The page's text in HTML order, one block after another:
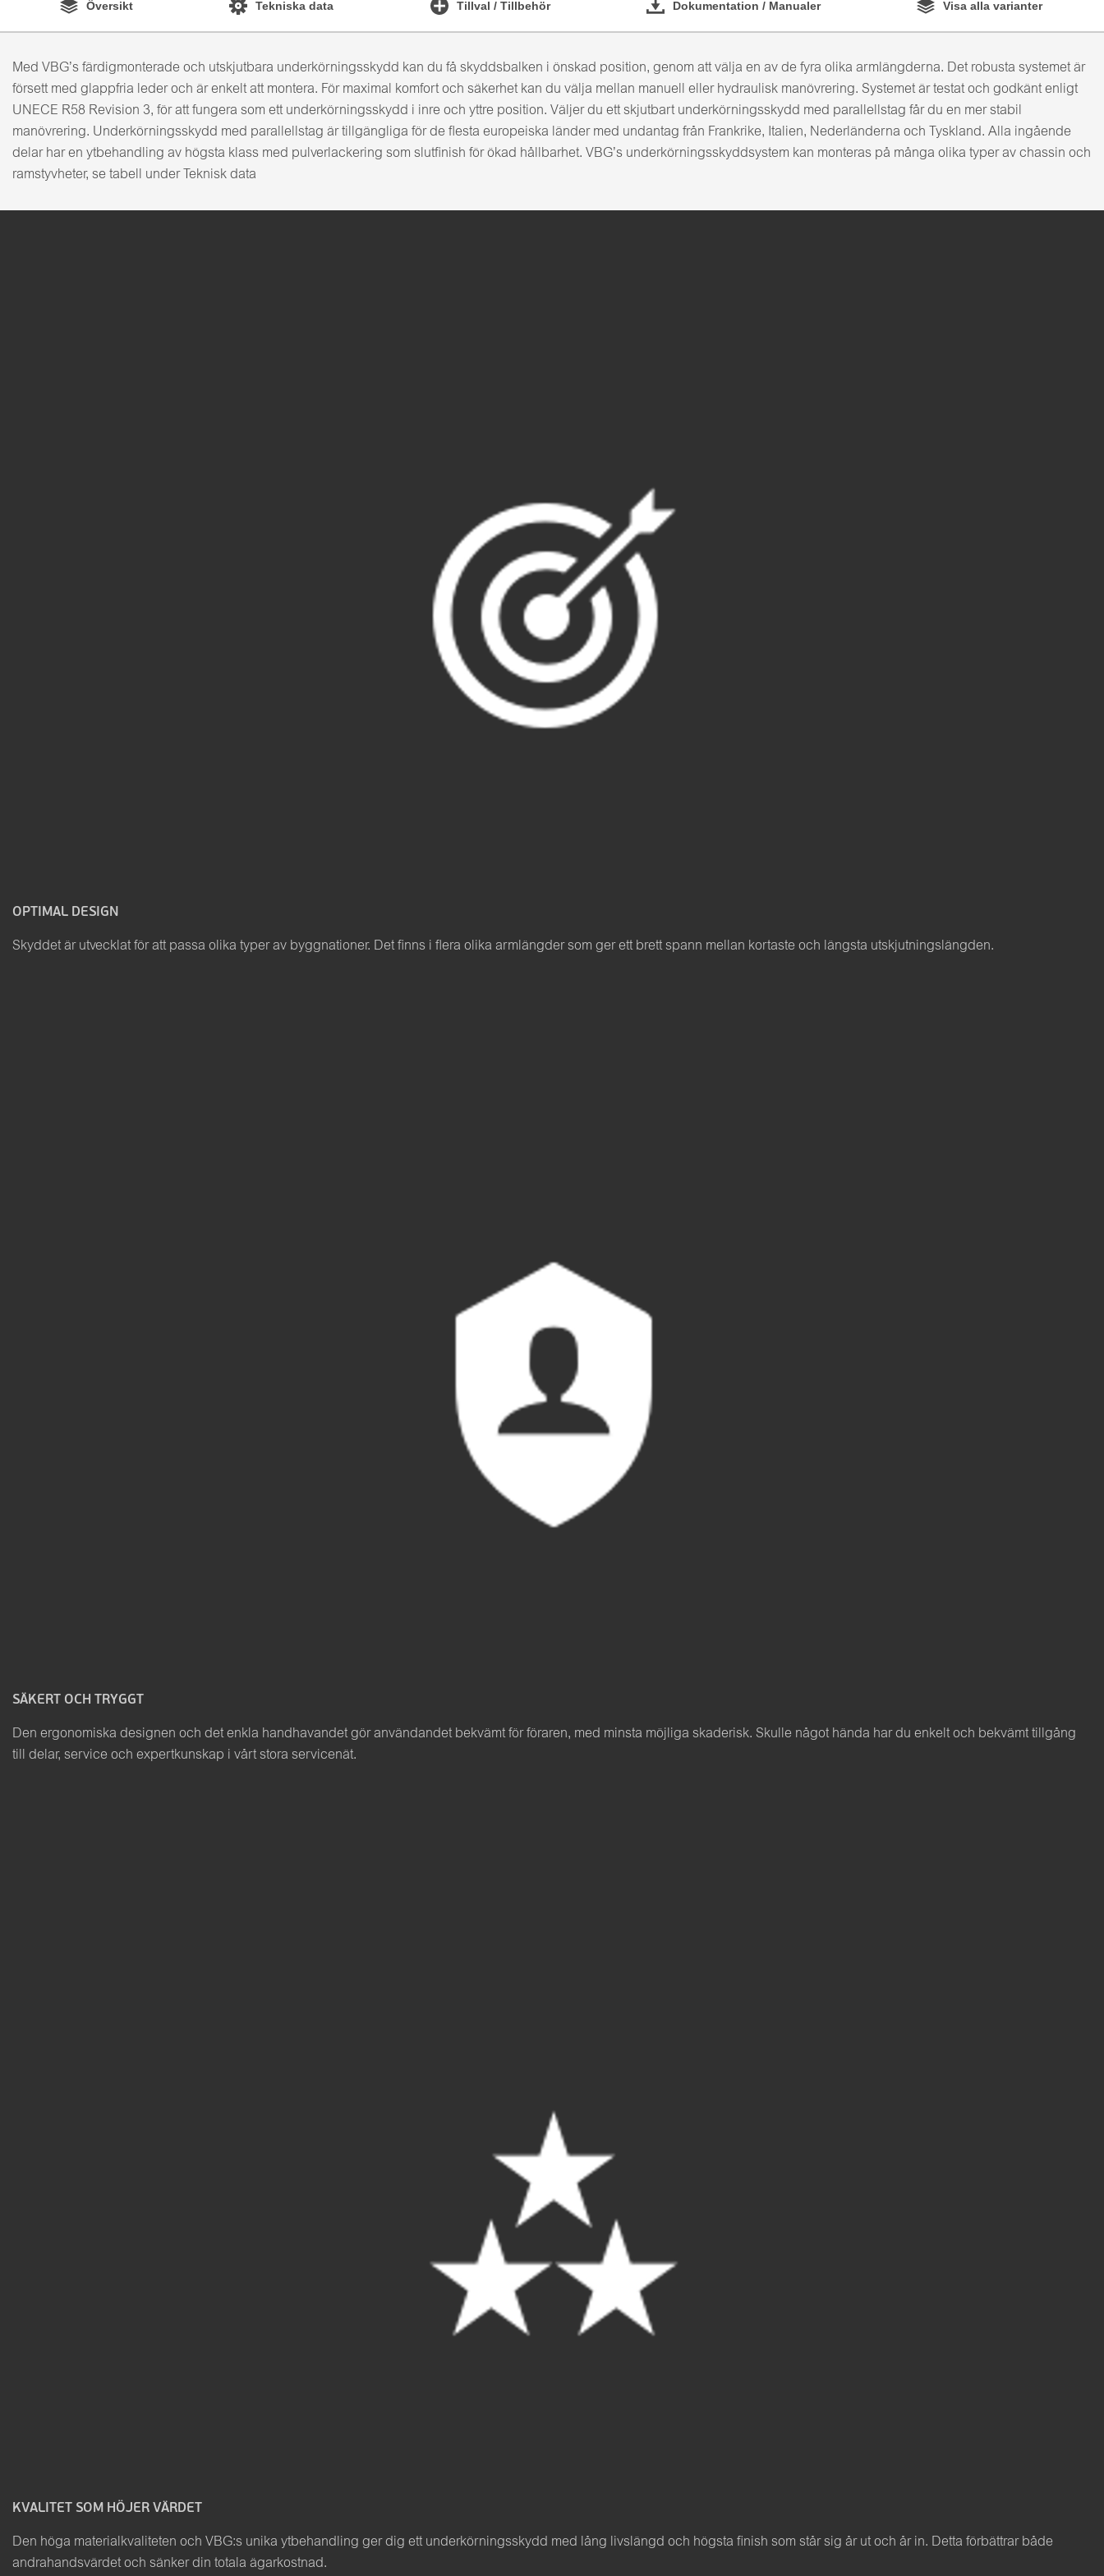
Översikt Tekniska data Tillval / Tillbehör Dokumentation / Manualer Visa alla varianter
Med VBG’s färdigmonterade och utskjutbara underkörningsskydd kan du få skyddsbalken i önskad position, genom att välja en av de fyra olika armlängderna. Det robusta systemet är
försett med glappfria leder och är enkelt att montera. För maximal komfort och säkerhet kan du välja mellan manuell eller hydraulisk manövrering. Systemet är testat och godkänt enligt
UNECE R58 Revision 3, för att fungera som ett underkörningsskydd i inre och yttre position. Väljer du ett skjutbart underkörningsskydd med parallellstag får du en mer stabil
manövrering. Underkörningsskydd med parallellstag är tillgängliga för de flesta europeiska länder med undantag från Frankrike, Italien, Nederländerna och Tyskland. Alla ingående
delar har en ytbehandling av högsta klass med pulverlackering som slutfinish för ökad hållbarhet. VBG’s underkörningsskyddsystem kan monteras på många olika typer av chassin och
ramstyvheter, se tabell under Teknisk data
OPTIMAL DESIGN
Skyddet är utvecklat för att passa olika typer av byggnationer. Det finns i flera olika armlängder som ger ett brett spann mellan kortaste och längsta utskjutningslängden.
SÄKERT OCH TRYGGT
Den ergonomiska designen och det enkla handhavandet gör användandet bekvämt för föraren, med minsta möjliga skaderisk. Skulle något hända har du enkelt och bekvämt tillgång
till delar, service och expertkunskap i vårt stora servicenät.
KVALITET SOM HÖJER VÄRDET
Den höga materialkvaliteten och VBG:s unika ytbehandling ger dig ett underkörningsskydd med lång livslängd och högsta finish som står sig år ut och år in. Detta förbättrar både
andrahandsvärdet och sänker din totala ägarkostnad.